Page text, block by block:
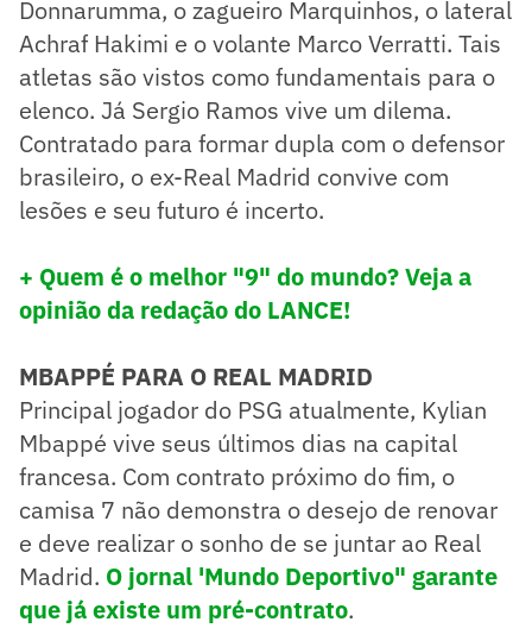
Donnarumma, o zagueiro Marquinhos, o lateral
Achraf Hakimi e o volante Marco Verratti. Tais
atletas são vistos como fundamentais para o
elenco. Já Sergio Ramos vive um dilema.
Contratado para formar dupla com o defensor
brasileiro, o ex-Real Madrid convive com
lesões e seu futuro é incerto.
+ Quem é o melhor "9" do mundo? Veja a
opinião da redação do LANCE!
MBAPPÉ PARA O REAL MADRID
Principal jogador do PSG atualmente, Kylian
Mbappé vive seus últimos dias na capital
francesa. Com contrato próximo do fim, o
camisa 7 não demonstra o desejo de renovar
e deve realizar o sonho de se juntar ao Real
Madrid. O jornal 'Mundo Deportivo" garante
que já existe um pré-contrato.